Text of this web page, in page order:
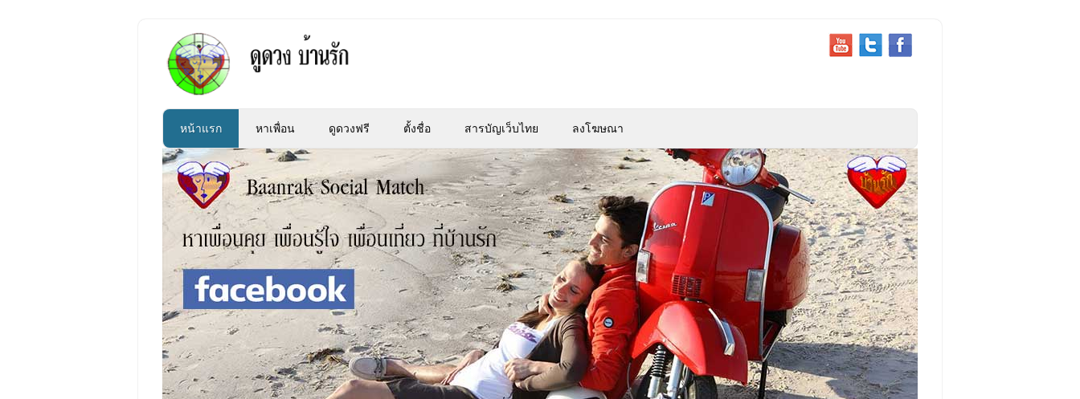
หน้าแรก หาเพื่อน
ดูดวงฟรี
ตั้งชื่อ สารบัญเว็บไทย ลงโฆษณา